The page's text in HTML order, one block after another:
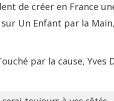
de créer en France
Un Enfant par la
par la cause, Yves